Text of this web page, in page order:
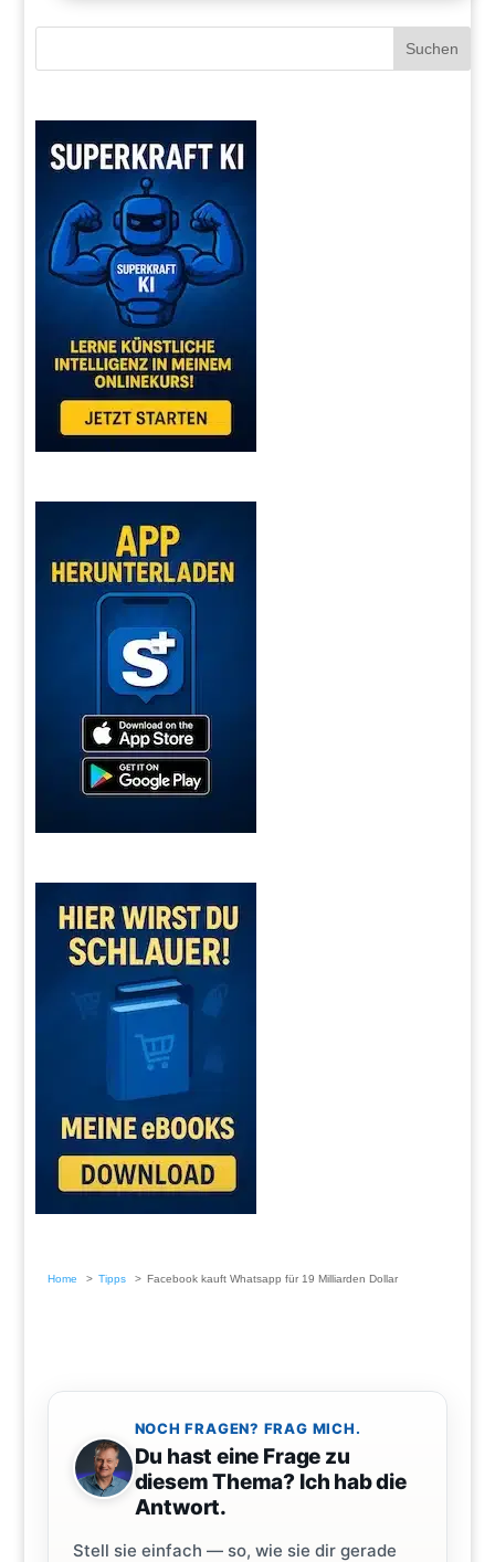
Home Tipps Facebook kauft Whatsapp für 19 Milliarden Dollar
NOCH FRAGEN? FRAG MICH.
Du hast eine Frage zu
diesem Thema? Ich hab die
Antwort.
Stell sie einfach — so, wie sie dir gerade